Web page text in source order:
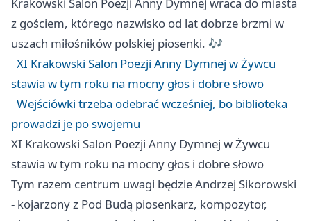
z gościem, którego nazwisko od lat dobrze brzmi w
uszach miłośników polskiej piosenki. 🎶
XI Krakowski Salon Poezji Anny Dymnej w Żywcu
stawia w tym roku na mocny głos i dobre słowo
Wejściówki trzeba odebrać wcześniej, bo biblioteka
prowadzi je po swojemu
XI Krakowski Salon Poezji Anny Dymnej w Żywcu
stawia w tym roku na mocny głos i dobre słowo
Tym razem centrum uwagi będzie Andrzej Sikorowski
- kojarzony z Pod Budą piosenkarz, kompozytor,